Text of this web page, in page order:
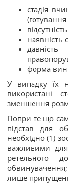
стадія
наявність
форма
У випадку їх
використані
зменшення
Попри те що
підстав для
необхідно (1)
важливими для
ретельного
обвинувачення;
лише